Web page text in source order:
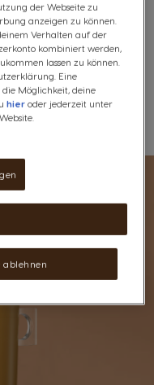
ab 29€
der Webseite zu
anzeigen zu können.
Verhalten auf der
kombiniert werden,
lassen zu können.
Eine
die Möglichkeit, deine
hier oder jederzeit unter
ablehnen